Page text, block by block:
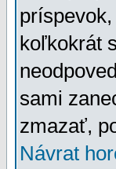
koľkokrát
sami
zmazať,
Návrat